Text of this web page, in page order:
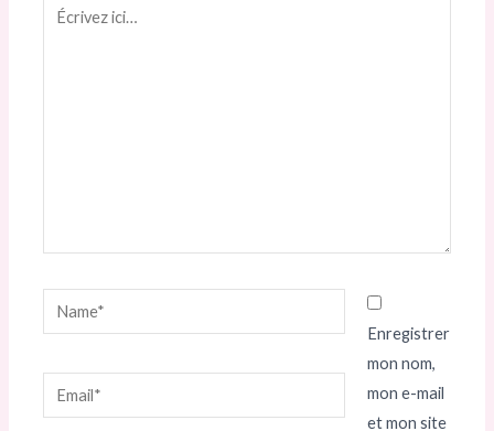
Name*
Email*
Enregistrer
mon nom,
mon e-mail
et mon site